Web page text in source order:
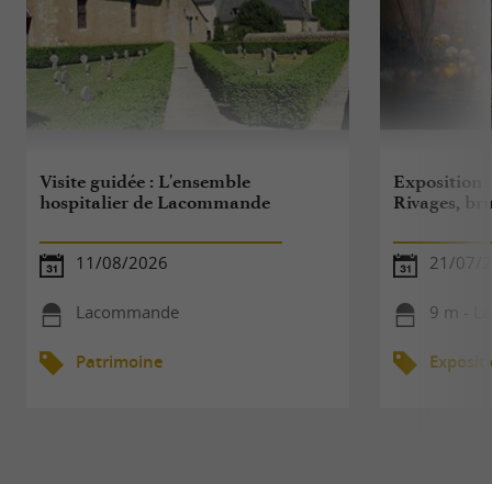
Visite guidée : L'ensemble
hospitalier de Lacommande
11/08/2026
Lacommande
Patrimoine
Exposition
Rivages,
21/07/
9 m -